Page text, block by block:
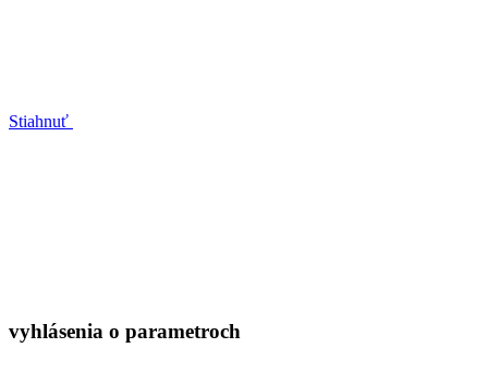
Stiahnuť
vyhlásenia o parametroch